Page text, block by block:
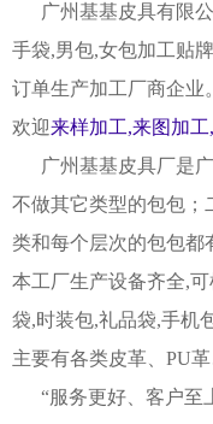
广州基基皮具有限公
手袋,男包,女包加工贴
订单生产加工厂商企业。
欢迎来样加工,来图加
广州基基皮具厂是广
不做其它类型的包包；
类和每个层次的包包都
本工厂生产设备齐全,
袋,时装包,礼品袋,手机
主要有各类皮革、PU
“服务更好、客户至